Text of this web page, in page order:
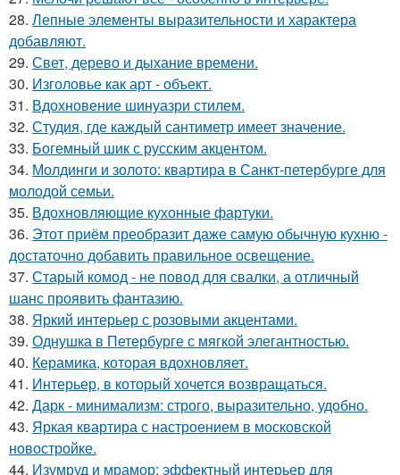
28. Лепные элементы выразительности и характера
добавляют.
29. Свет, дерево и дыхание времени.
30. Изголовье как арт - объект.
31. Вдохновение шинуазри стилем.
32. Студия, где каждый сантиметр имеет значение.
33. Богемный шик с русским акцентом.
34. Молдинги и золото: квартира в Санкт-петербурге для
молодой семьи.
35. Вдохновляющие кухонные фартуки.
36. Этот приём преобразит даже самую обычную кухню -
достаточно добавить правильное освещение.
37. Старый комод - не повод для свалки, а отличный
шанс проявить фантазию.
38. Яркий интерьер с розовыми акцентами.
39. Однушка в Петербурге с мягкой элегантностью.
40. Керамика, которая вдохновляет.
41. Интерьер, в который хочется возвращаться.
42. Дарк - минимализм: строго, выразительно, удобно.
43. Яркая квартира с настроением в московской
новостройке.
44. Изумруд и мрамор: эффектный интерьер для